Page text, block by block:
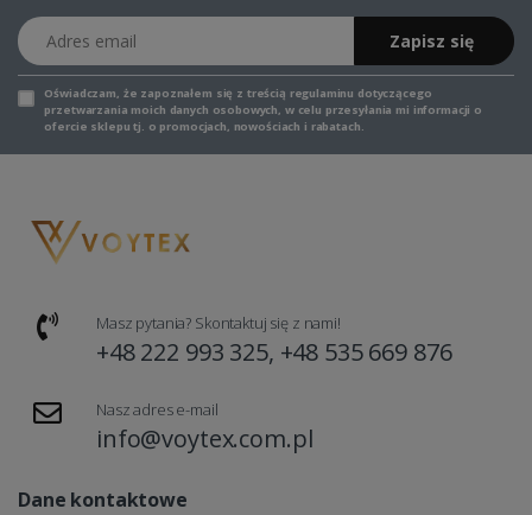
Adres email
Zapisz się
Oświadczam, że zapoznałem się z treścią regulaminu dotyczącego
przetwarzania moich danych osobowych, w celu przesyłania mi informacji o
ofercie sklepu tj. o promocjach, nowościach i rabatach.
Masz pytania? Skontaktuj się z nami!
+48 222 993 325, +48 535 669 876
Nasz adres e-mail
info@voytex.com.pl
Dane kontaktowe